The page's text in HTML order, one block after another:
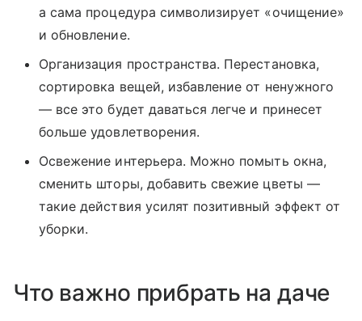
а сама процедура символизирует «очищение»
и обновление.
Организация пространства. Перестановка,
сортировка вещей, избавление от ненужного
— все это будет даваться легче и принесет
больше удовлетворения.
Освежение интерьера. Можно помыть окна,
сменить шторы, добавить свежие цветы —
такие действия усилят позитивный эффект от
уборки.
Что важно прибрать на даче